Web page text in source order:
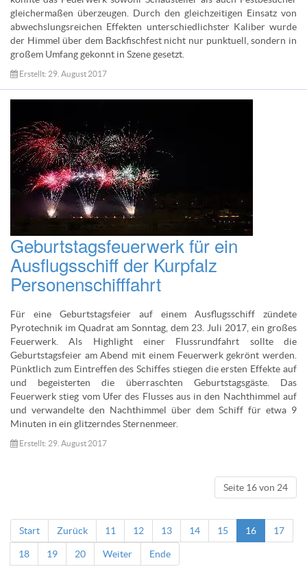
gleichermaßen überzeugen. Durch den gleichzeitigen Einsatz von
abwechslungsreichen Effekten unterschiedlichster Kaliber wurde
der Himmel über dem Backfischfest nicht nur punktuell, sondern in
großem Umfang gekonnt in Szene gesetzt.
Erstellt: 29. August 2017
Geburtstagsfeuerwerk für ein
Ausflugsschiff der Kurpfalz
Personenschifffahrt
Für eine Geburtstagsfeier auf einem Ausflugsschiff zündete
Pyrotechnik im Quadrat am Sonntag, dem 23. Juli 2017, ein großes
Feuerwerk. Als Highlight einer Flussrundfahrt sollte die
Geburtstagsfeier am Abend mit einem Feuerwerk gekrönt werden.
Pünktlich zum Eintreffen des Schiffes stiegen die ersten Effekte auf
und begeisterten die überraschten Geburtstagsgäste. Das
Feuerwerk stieg vom Ufer des Flusses aus in den Nachthimmel auf
und verwandelte den Nachthimmel über dem Schiff für etwa 9
Minuten in ein glitzerndes Sternenmeer.
Erstellt: 29. August 2017
Seite 16 von 24
Start Zurück 11 12 13 14 15 16 17
18 19 20 Weiter Ende